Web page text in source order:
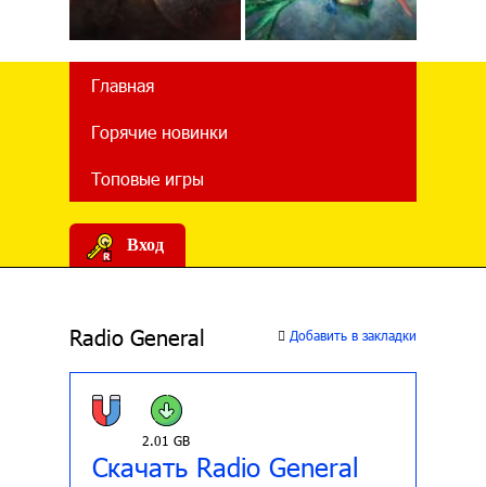
Главная
Горячие новинки
Топовые игры
Вход
Radio General Добавить в закладки
2.01 GB
Скачать Radio General